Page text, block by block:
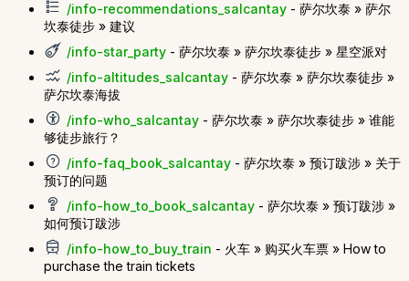
/info-recommendations_salcantay - 萨尔坎泰 » 萨尔
坎泰徒步 » 建议
/info-star_party - 萨尔坎泰 » 萨尔坎泰徒步 » 星空派对
/info-altitudes_salcantay - 萨尔坎泰 » 萨尔坎泰徒步 »
萨尔坎泰海拔
/info-who_salcantay - 萨尔坎泰 » 萨尔坎泰徒步 » 谁能
够徒步旅行？
/info-faq_book_salcantay - 萨尔坎泰 » 预订跋涉 » 关于
预订的问题
/info-how_to_book_salcantay - 萨尔坎泰 » 预订跋涉 »
如何预订跋涉
/info-how_to_buy_train - 火车 » 购买火车票 » How to
purchase the train tickets